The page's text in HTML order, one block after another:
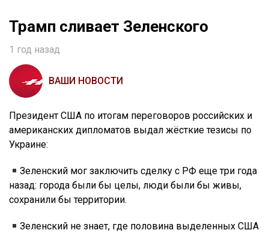
Трамп сливает Зеленского
1 год назад
ВАШИ НОВОСТИ
Президент США по итогам переговоров российских и
американских дипломатов выдал жёсткие тезисы по
Украине:
Зеленский мог заключить сделку с РФ еще три года
назад: города были бы целы, люди были бы живы,
сохранили бы территории.
Зеленский не знает, где половина выделенных США